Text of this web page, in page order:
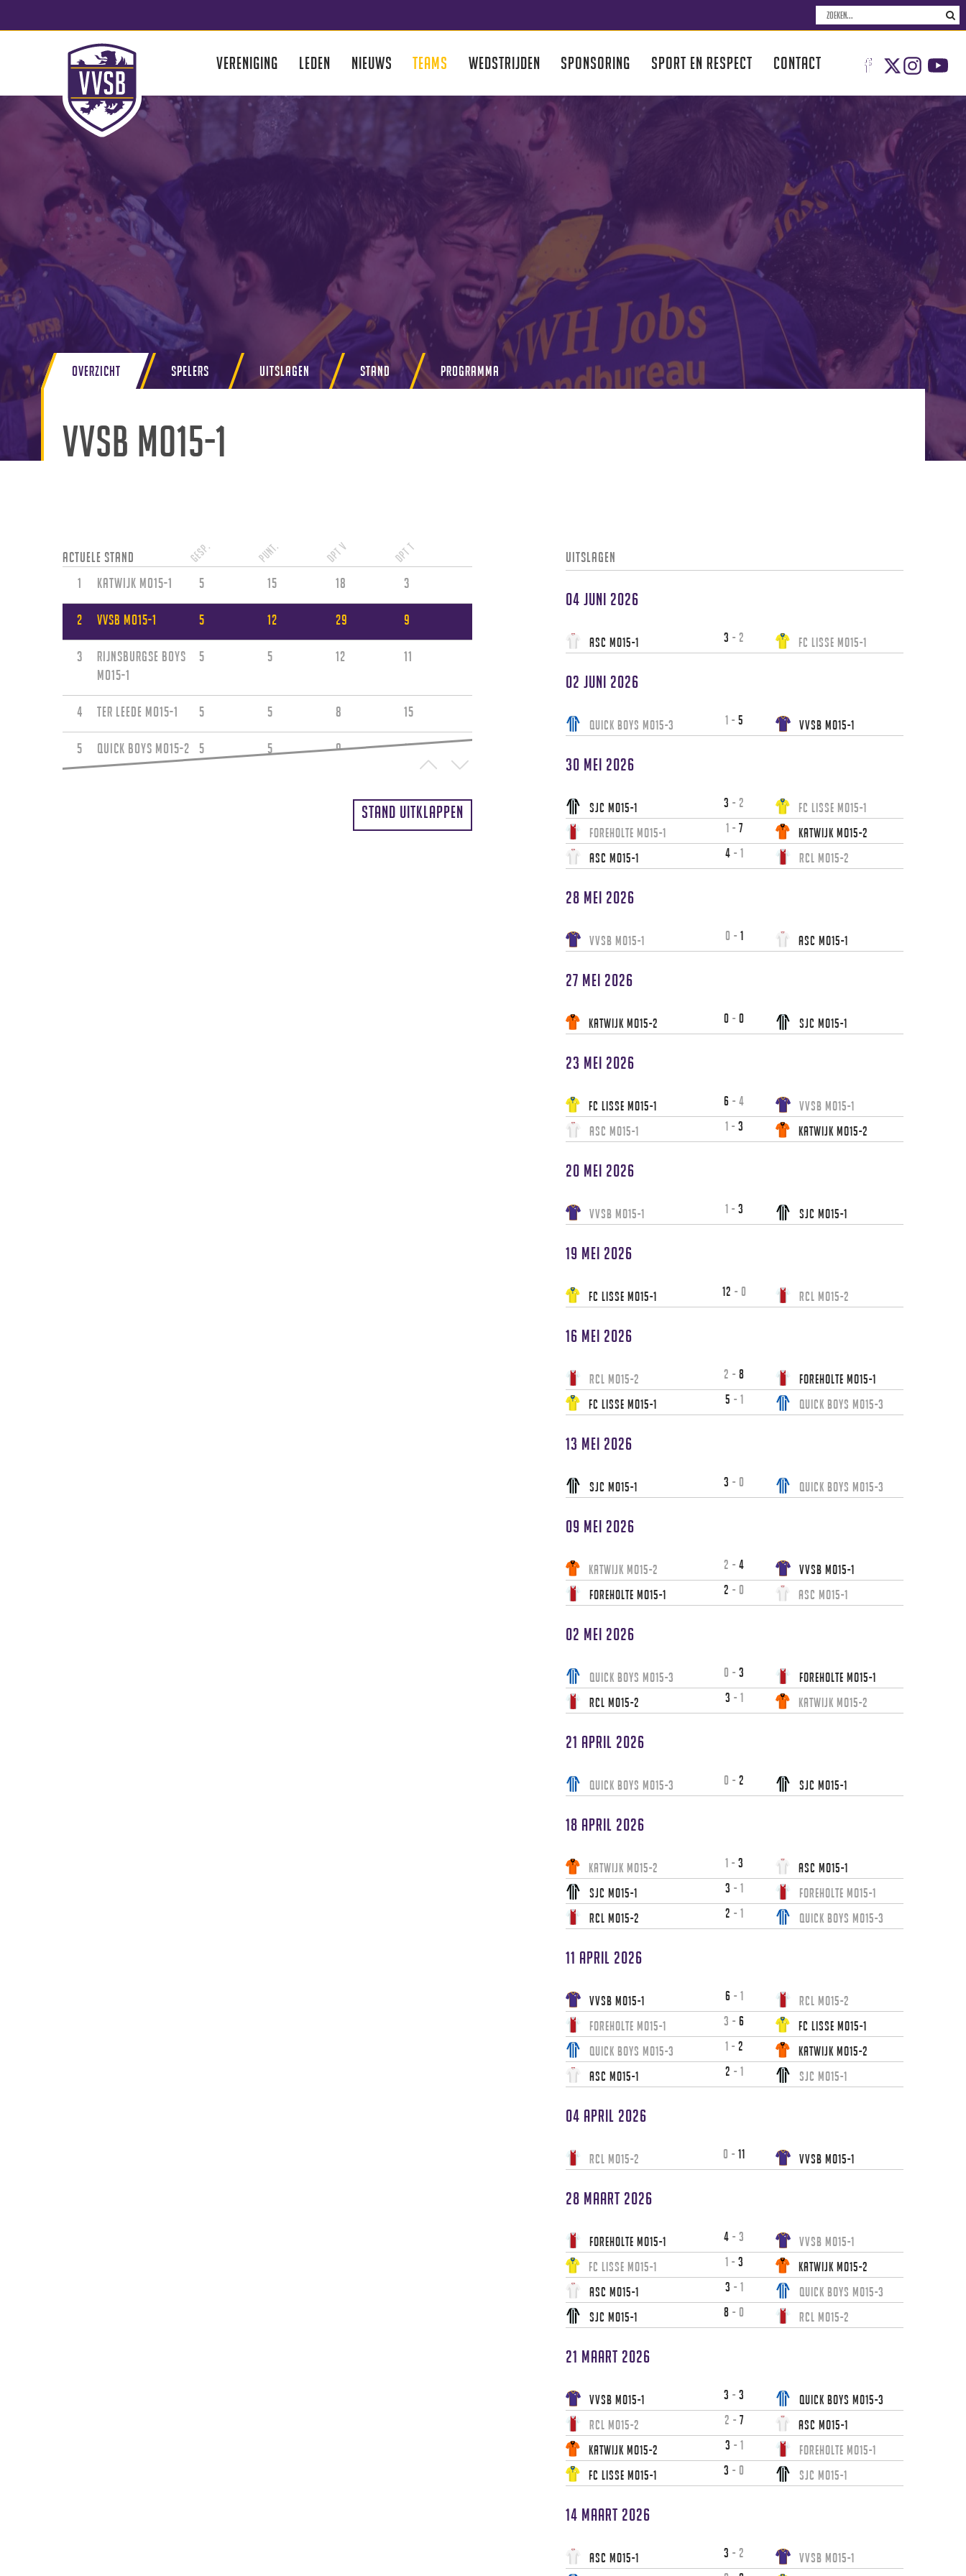
VERENIGING LEDEN NIEUWS TEAMS WEDSTRIJDEN SPONSORING SPORT EN RESPECT CONTACT
Overzicht Spelers Uitslagen Stand Programma
VVSB MO15-1
Actuele stand Gesp. Punt. DPT V DPT T
1 Katwijk MO15-1 5 15 18 3
2 VVSB MO15-1 5 12 29 9
3
Rijnsburgse Boys
MO15-1
5 5 12 11
4 Ter Leede MO15-1 5 5 8 15
5 Quick Boys MO15-2 5 5 9 17
Stand uitklappen
Uitslagen
04 juni 2026
ASC MO15-1 3 -2 FC Lisse MO15-1
02 juni 2026
Quick Boys MO15-3 1 - 5 VVSB MO15-1
30 mei 2026
SJC MO15-1 3 -2
FC Lisse MO15-1
Foreholte MO15-1
1 - 7
Katwijk MO15-2
ASC MO15-1
4 - 1 RCL MO15-2
28 mei 2026
VVSB MO15-1 0 - 1 ASC MO15-1
27 mei 2026
Katwijk MO15-2 0 -0 SJC MO15-1
23 mei 2026
FC Lisse MO15-1 6 -4
VVSB MO15-1
ASC MO15-1
1 - 3 Katwijk MO15-2
20 mei 2026
VVSB MO15-1 1 - 3 SJC MO15-1
19 mei 2026
FC Lisse MO15-1 12 - 0 RCL MO15-2
16 mei 2026
RCL MO15-2 2 -8
Foreholte MO15-1
FC Lisse MO15-1
5 - 1 Quick Boys MO15-3
13 mei 2026
SJC MO15-1 3 - 0 Quick Boys MO15-3
09 mei 2026
Katwijk MO15-2 2 -4
VVSB MO15-1
Foreholte MO15-1
2 - 0 ASC MO15-1
02 mei 2026
Quick Boys MO15-3 0 -3
Foreholte MO15-1
RCL MO15-2
3 - 1 Katwijk MO15-2
21 april 2026
Quick Boys MO15-3 0 -2 SJC MO15-1
18 april 2026
Katwijk MO15-2 1 - 3
ASC MO15-1
SJC MO15-1
3 - 1
Foreholte MO15-1
RCL MO15-2
2 - 1 Quick Boys MO15-3
11 april 2026
VVSB MO15-1 6 - 1
RCL MO15-2
Foreholte MO15-1
3 -6
FC Lisse MO15-1
Quick Boys MO15-3
1 - 2
Katwijk MO15-2
ASC MO15-1
2 - 1 SJC MO15-1
04 april 2026
RCL MO15-2 0 -11 VVSB MO15-1
28 maart 2026
Foreholte MO15-1 4 -3
VVSB MO15-1
FC Lisse MO15-1
1 - 3
Katwijk MO15-2
ASC MO15-1
3 - 1
Quick Boys MO15-3
SJC MO15-1
8 - 0 RCL MO15-2
21 maart 2026
VVSB MO15-1 3 -3
Quick Boys MO15-3
RCL MO15-2
2 -7
ASC MO15-1
Katwijk MO15-2
3 - 1
Foreholte MO15-1
FC Lisse MO15-1
3 - 0 SJC MO15-1
14 maart 2026
ASC MO15-1 3 -2
VVSB MO15-1